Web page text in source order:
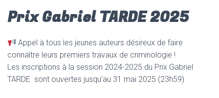
Prix Gabriel TARDE 2025
Appel à tous les jeunes auteurs désireux de faire
connaître leurs premiers travaux de criminologie !
Les inscriptions à la session 2024-2025 du Prix Gabriel
TARDE sont ouvertes jusqu’au 31 mai 2025 (23h59)